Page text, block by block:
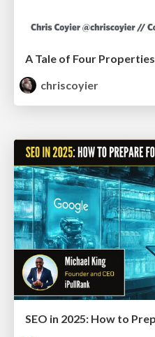
A Tale of Four Properties
chriscoyier